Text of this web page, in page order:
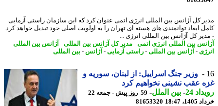
کل آژانس بین المللی انرژی اتمی عنوان کرد که این سازمان راستی آزمایی
ابعاد توانمندی های هسته ای تهران را به اولویت اصلی خود تبدیل خواهد کرد.
کل آژانس بین المللی انرژی ...
بین المللی انرژی اتمی -مدیر کل آژانس بین المللی-آژانس بین المللی
-آژانس بین المللی-راستی آزمایی-آژانس -بین المللی
وزیر جنگ اسراییل: از لبنان، سوریه و
عقب نشینی نخواهیم کرد
24
-بین الملل-
59 روز پیش - جمعه 22
18:47
81653320